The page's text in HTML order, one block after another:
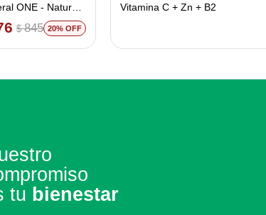
ONE - Natural
$ 845 20
Vitamina C + Zn + B2
tu bienestar